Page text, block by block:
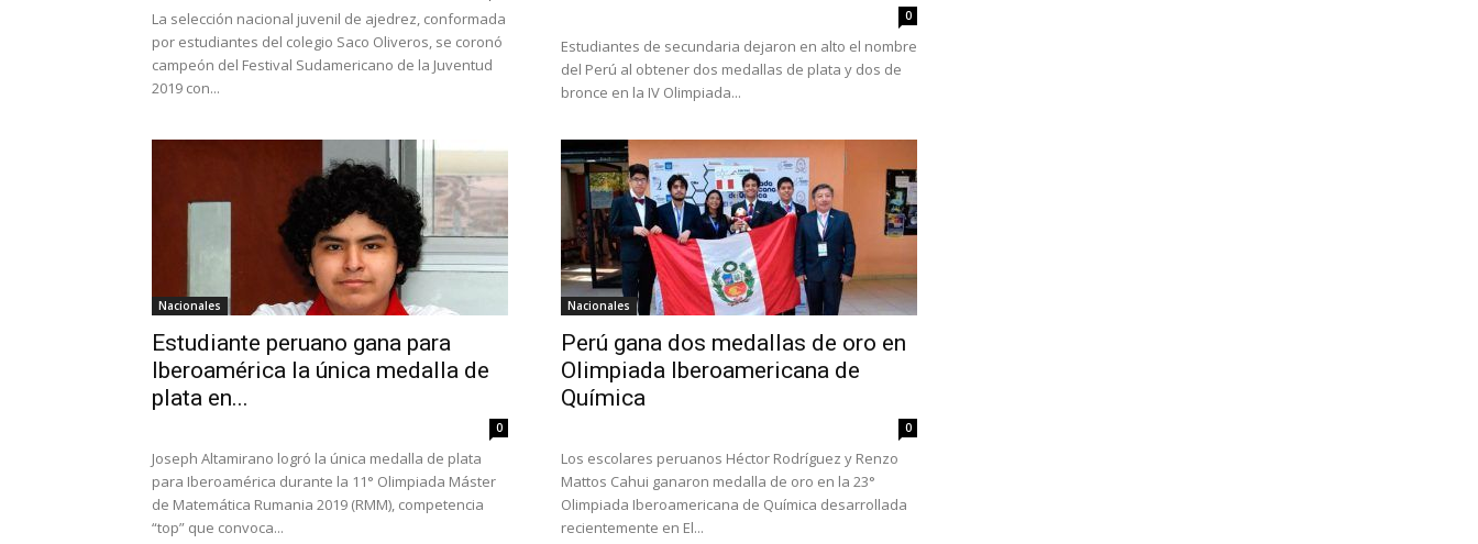
La selección nacional juvenil de ajedrez, conformada
por estudiantes del colegio Saco Oliveros, se coronó
campeón del Festival Sudamericano de la Juventud
2019 con...
0
Estudiantes de secundaria dejaron en alto el nombre
del Perú al obtener dos medallas de plata y dos de
bronce en la IV Olimpiada...
Nacionales
Estudiante peruano gana para
Iberoamérica la única medalla de
plata en...
0
Joseph Altamirano logró la única medalla de plata
para Iberoamérica durante la 11° Olimpiada Máster
de Matemática Rumania 2019 (RMM), competencia
“top” que convoca...
Nacionales
Perú gana dos medallas de oro en
Olimpiada Iberoamericana de
Química
0
Los escolares peruanos Héctor Rodríguez y Renzo
Mattos Cahui ganaron medalla de oro en la 23°
Olimpiada Iberoamericana de Química desarrollada
recientemente en El...